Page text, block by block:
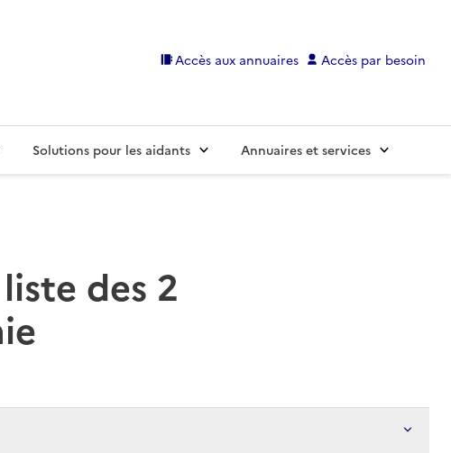
Accès aux annuaires Accès par besoin
Solutions pour les aidants Annuaires et services
des 2